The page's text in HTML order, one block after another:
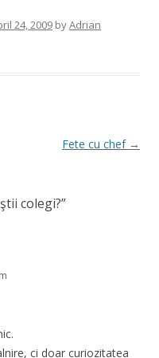
24, 2009 byAdrian
Fete cu chef →
colegi?”
ci doar curiozitatea